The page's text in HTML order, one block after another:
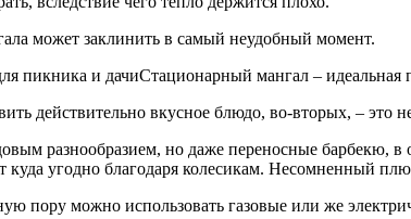
может заклинить в самый неудобный момент.
Стационарный мангал – идеальная
действительно вкусное блюдо, во-вторых, – это
разнообразием, но даже переносные барбекю,
угодно благодаря колесикам. Несомненный
пору можно использовать газовые или же